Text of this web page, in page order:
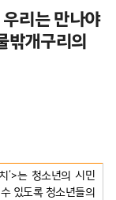
리는 만나야
밖개구리의
’>는 청소년의 시민
있도록 청소년들의